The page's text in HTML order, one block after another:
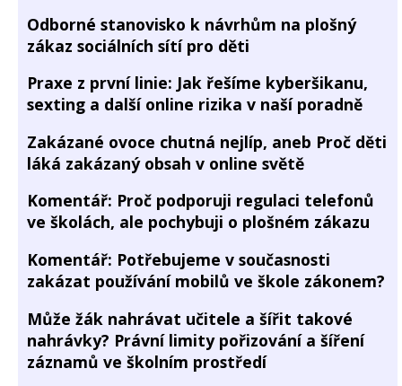
Odborné stanovisko k návrhům na plošný
zákaz sociálních sítí pro děti
Praxe z první linie: Jak řešíme kyberšikanu,
sexting a další online rizika v naší poradně
Zakázané ovoce chutná nejlíp, aneb Proč děti
láká zakázaný obsah v online světě
Komentář: Proč podporuji regulaci telefonů
ve školách, ale pochybuji o plošném zákazu
Komentář: Potřebujeme v současnosti
zakázat používání mobilů ve škole zákonem?
Může žák nahrávat učitele a šířit takové
nahrávky? Právní limity pořizování a šíření
záznamů ve školním prostředí